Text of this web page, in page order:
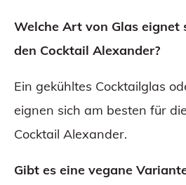
Welche Art von Glas eignet
den Cocktail Alexander?
Ein gekühltes Cocktailglas
eignen sich am besten für
Cocktail Alexander.
Gibt es eine vegane